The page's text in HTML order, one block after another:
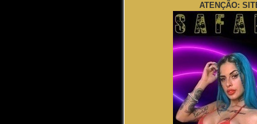
ATENÇÃO: